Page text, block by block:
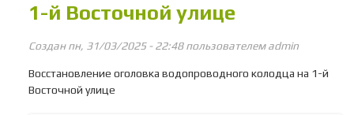
1-й Восточной улице
Создан пн, 31/03/2025 - 22:48 пользователемadmin
Восстановление оголовка водопроводного колодца на 1-й
Восточной улице